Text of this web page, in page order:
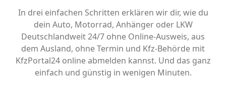
In drei einfachen Schritten erklären wir dir, wie du
dein Auto, Motorrad, Anhänger oder LKW
Deutschlandweit 24/7 ohne Online-Ausweis, aus
dem Ausland, ohne Termin und Kfz-Behörde mit
KfzPortal24 online abmelden kannst. Und das ganz
einfach und günstig in wenigen Minuten.